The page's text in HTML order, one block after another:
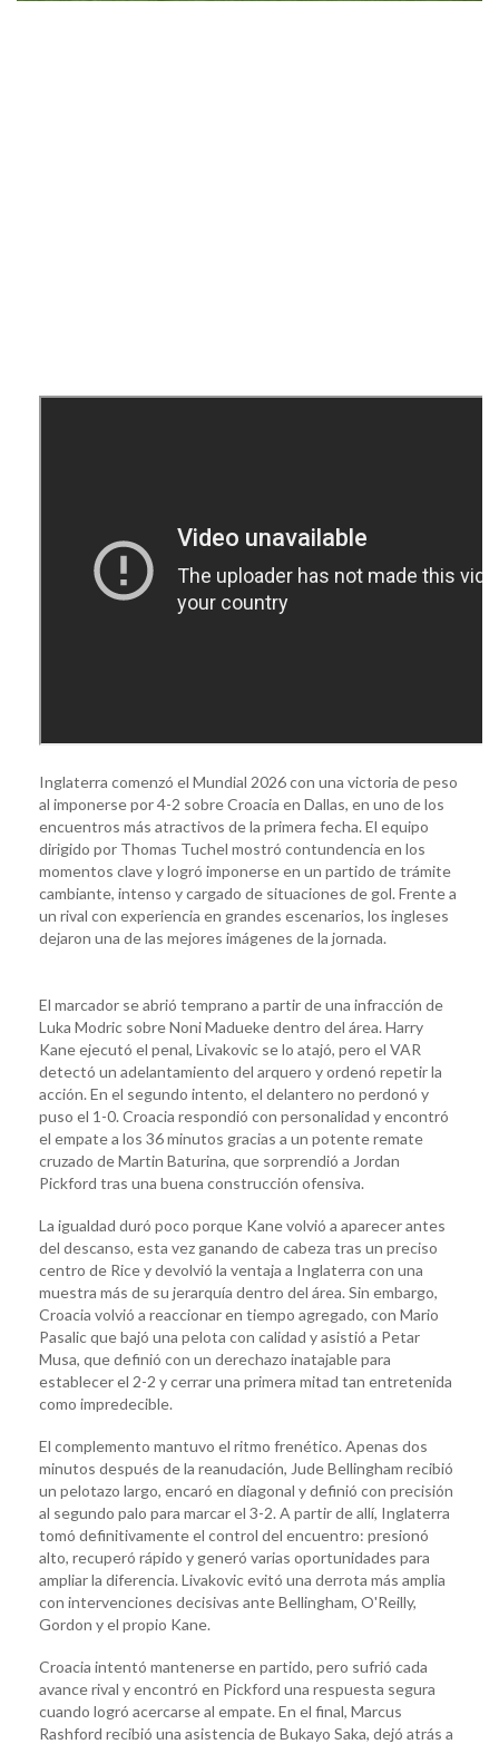
Inglaterra comenzó el Mundial 2026 con una victoria de peso
al imponerse por 4-2 sobre Croacia en Dallas, en uno de los
encuentros más atractivos de la primera fecha. El equipo
dirigido por Thomas Tuchel mostró contundencia en los
momentos clave y logró imponerse en un partido de trámite
cambiante, intenso y cargado de situaciones de gol. Frente a
un rival con experiencia en grandes escenarios, los ingleses
dejaron una de las mejores imágenes de la jornada.
El marcador se abrió temprano a partir de una infracción de
Luka Modric sobre Noni Madueke dentro del área. Harry
Kane ejecutó el penal, Livakovic se lo atajó, pero el VAR
detectó un adelantamiento del arquero y ordenó repetir la
acción. En el segundo intento, el delantero no perdonó y
puso el 1-0. Croacia respondió con personalidad y encontró
el empate a los 36 minutos gracias a un potente remate
cruzado de Martin Baturina, que sorprendió a Jordan
Pickford tras una buena construcción ofensiva.
La igualdad duró poco porque Kane volvió a aparecer antes
del descanso, esta vez ganando de cabeza tras un preciso
centro de Rice y devolvió la ventaja a Inglaterra con una
muestra más de su jerarquía dentro del área. Sin embargo,
Croacia volvió a reaccionar en tiempo agregado, con Mario
Pasalic que bajó una pelota con calidad y asistió a Petar
Musa, que definió con un derechazo inatajable para
establecer el 2-2 y cerrar una primera mitad tan entretenida
como impredecible.
El complemento mantuvo el ritmo frenético. Apenas dos
minutos después de la reanudación, Jude Bellingham recibió
un pelotazo largo, encaró en diagonal y definió con precisión
al segundo palo para marcar el 3-2. A partir de allí, Inglaterra
tomó definitivamente el control del encuentro: presionó
alto, recuperó rápido y generó varias oportunidades para
ampliar la diferencia. Livakovic evitó una derrota más amplia
con intervenciones decisivas ante Bellingham, O'Reilly,
Gordon y el propio Kane.
Croacia intentó mantenerse en partido, pero sufrió cada
avance rival y encontró en Pickford una respuesta segura
cuando logró acercarse al empate. En el final, Marcus
Rashford recibió una asistencia de Bukayo Saka, dejó atrás a